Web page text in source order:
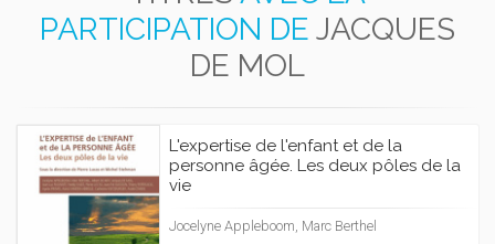
PARTICIPATION DE JACQUES
DE MOL
L'expertise de l'enfant et de la
personne âgée. Les deux pôles de la
vie
Jocelyne Appleboom, Marc Berthel